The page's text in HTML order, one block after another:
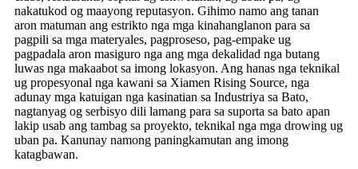
nakatukod og maayong reputasyon. Gihimo namo ang tanan
aron matuman ang estrikto nga mga kinahanglanon para sa
pagpili sa mga materyales, pagproseso, pag-empake ug
pagpadala aron masiguro nga ang mga dekalidad nga butang
luwas nga makaabot sa imong lokasyon. Ang hanas nga teknikal
ug propesyonal nga kawani sa Xiamen Rising Source, nga
adunay mga katuigan nga kasinatian sa Industriya sa Bato,
nagtanyag og serbisyo dili lamang para sa suporta sa bato apan
lakip usab ang tambag sa proyekto, teknikal nga mga drowing ug
uban pa. Kanunay namong paningkamutan ang imong
katagbawan.